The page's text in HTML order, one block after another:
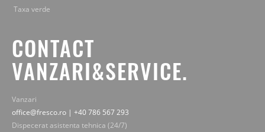
Taxa verde
CONTACT
VANZARI&SERVICE.
Vanzari
office@fresco.ro | +40 786 567 293
Dispecerat asistenta tehnica (24/7)